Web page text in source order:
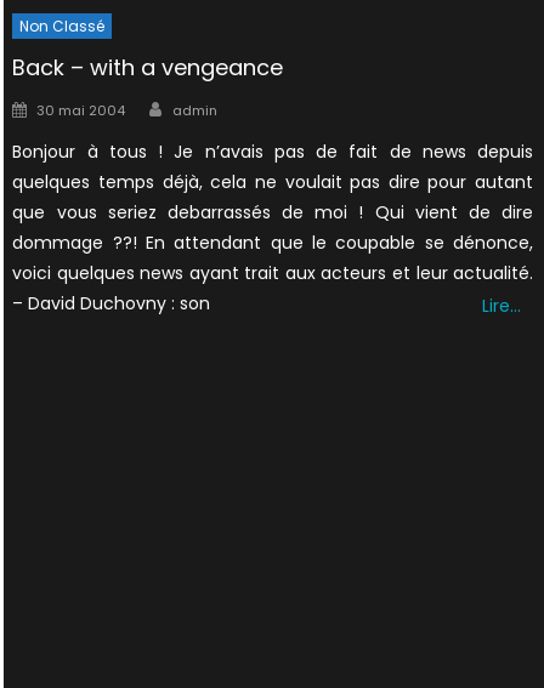
Non Classé
Back – with a vengeance
Posted
30 mai 2004 Author
admin
Bonjour à tous ! Je n’avais pas de fait de news depuis
quelques temps déjà, cela ne voulait pas dire pour autant
que vous seriez debarrassés de moi ! Qui vient de dire
dommage ??! En attendant que le coupable se dénonce,
voici quelques news ayant trait aux acteurs et leur actualité.
– David Duchovny : son
Lire…